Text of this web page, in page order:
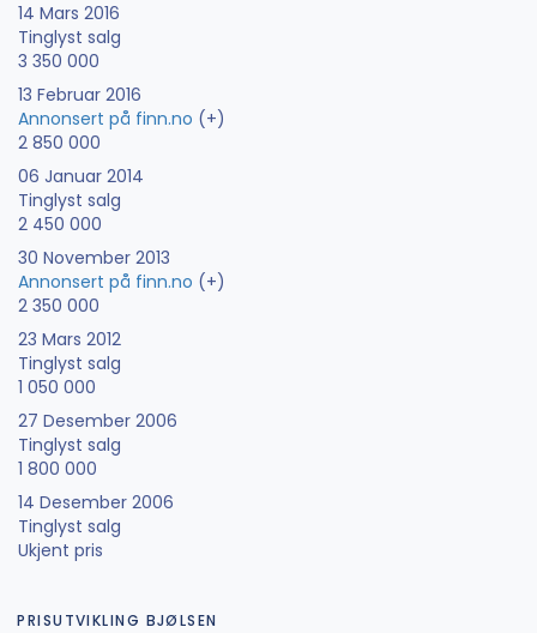
14 Mars 2016
Tinglyst salg
3 350 000
13 Februar 2016
Annonsert på finn.no (+)
2 850 000
06 Januar 2014
Tinglyst salg
2 450 000
30 November 2013
Annonsert på finn.no (+)
2 350 000
23 Mars 2012
Tinglyst salg
1 050 000
27 Desember 2006
Tinglyst salg
1 800 000
14 Desember 2006
Tinglyst salg
Ukjent pris
PRISUTVIKLING BJØLSEN